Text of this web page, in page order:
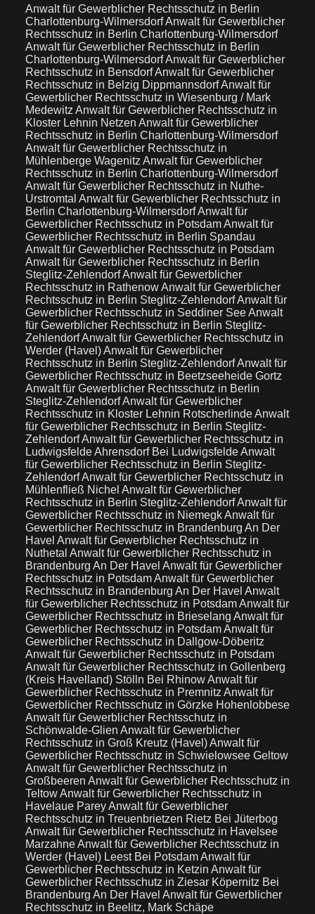
Anwalt für Gewerblicher Rechtsschutz in Berlin
Charlottenburg-WilmersdorfAnwalt für Gewerblicher
Rechtsschutz in Berlin Charlottenburg-Wilmersdorf
Anwalt für Gewerblicher Rechtsschutz in Berlin
Charlottenburg-WilmersdorfAnwalt für Gewerblicher
Rechtsschutz in BensdorfAnwalt für Gewerblicher
Rechtsschutz in Belzig DippmannsdorfAnwalt für
Gewerblicher Rechtsschutz in Wiesenburg / Mark
Medewitz Anwalt für Gewerblicher Rechtsschutz in
Kloster Lehnin Netzen Anwalt für Gewerblicher
Rechtsschutz in Berlin Charlottenburg-Wilmersdorf
Anwalt für Gewerblicher Rechtsschutz in
Mühlenberge Wagenitz Anwalt für Gewerblicher
Rechtsschutz in Berlin Charlottenburg-Wilmersdorf
Anwalt für Gewerblicher Rechtsschutz in Nuthe-
Urstromtal Anwalt für Gewerblicher Rechtsschutz in
Berlin Charlottenburg-WilmersdorfAnwalt für
Gewerblicher Rechtsschutz in PotsdamAnwalt für
Gewerblicher Rechtsschutz in Berlin Spandau
Anwalt für Gewerblicher Rechtsschutz in Potsdam
Anwalt für Gewerblicher Rechtsschutz in Berlin
Steglitz-ZehlendorfAnwalt für Gewerblicher
Rechtsschutz in RathenowAnwalt für Gewerblicher
Rechtsschutz in Berlin Steglitz-ZehlendorfAnwalt für
Gewerblicher Rechtsschutz in Seddiner SeeAnwalt
für Gewerblicher Rechtsschutz in Berlin Steglitz-
ZehlendorfAnwalt für Gewerblicher Rechtsschutz in
Werder (Havel)Anwalt für Gewerblicher
Rechtsschutz in Berlin Steglitz-ZehlendorfAnwalt für
Gewerblicher Rechtsschutz in Beetzseeheide Gortz
Anwalt für Gewerblicher Rechtsschutz in Berlin
Steglitz-ZehlendorfAnwalt für Gewerblicher
Rechtsschutz in Kloster Lehnin RotscherlindeAnwalt
für Gewerblicher Rechtsschutz in Berlin Steglitz-
ZehlendorfAnwalt für Gewerblicher Rechtsschutz in
Ludwigsfelde Ahrensdorf Bei LudwigsfeldeAnwalt
für Gewerblicher Rechtsschutz in Berlin Steglitz-
ZehlendorfAnwalt für Gewerblicher Rechtsschutz in
Mühlenfließ Nichel Anwalt für Gewerblicher
Rechtsschutz in Berlin Steglitz-ZehlendorfAnwalt für
Gewerblicher Rechtsschutz in NiemegkAnwalt für
Gewerblicher Rechtsschutz in Brandenburg An Der
Havel Anwalt für Gewerblicher Rechtsschutz in
Nuthetal Anwalt für Gewerblicher Rechtsschutz in
Brandenburg An Der Havel Anwalt für Gewerblicher
Rechtsschutz in PotsdamAnwalt für Gewerblicher
Rechtsschutz in Brandenburg An Der Havel Anwalt
für Gewerblicher Rechtsschutz in PotsdamAnwalt für
Gewerblicher Rechtsschutz in Brieselang Anwalt für
Gewerblicher Rechtsschutz in PotsdamAnwalt für
Gewerblicher Rechtsschutz in Dallgow-Döberitz
Anwalt für Gewerblicher Rechtsschutz in Potsdam
Anwalt für Gewerblicher Rechtsschutz in Gollenberg
(Kreis Havelland) Stölln Bei RhinowAnwalt für
Gewerblicher Rechtsschutz in Premnitz Anwalt für
Gewerblicher Rechtsschutz in Görzke Hohenlobbese
Anwalt für Gewerblicher Rechtsschutz in
Schönwalde-Glien Anwalt für Gewerblicher
Rechtsschutz in Groß Kreutz (Havel)Anwalt für
Gewerblicher Rechtsschutz in Schwielowsee Geltow
Anwalt für Gewerblicher Rechtsschutz in
Großbeeren Anwalt für Gewerblicher Rechtsschutz in
TeltowAnwalt für Gewerblicher Rechtsschutz in
Havelaue PareyAnwalt für Gewerblicher
Rechtsschutz in Treuenbrietzen Rietz Bei Jüterbog
Anwalt für Gewerblicher Rechtsschutz in Havelsee
MarzahneAnwalt für Gewerblicher Rechtsschutz in
Werder (Havel) Leest Bei PotsdamAnwalt für
Gewerblicher Rechtsschutz in Ketzin Anwalt für
Gewerblicher Rechtsschutz in Ziesar Köpernitz Bei
Brandenburg An Der Havel Anwalt für Gewerblicher
Rechtsschutz in Beelitz, Mark Schäpe